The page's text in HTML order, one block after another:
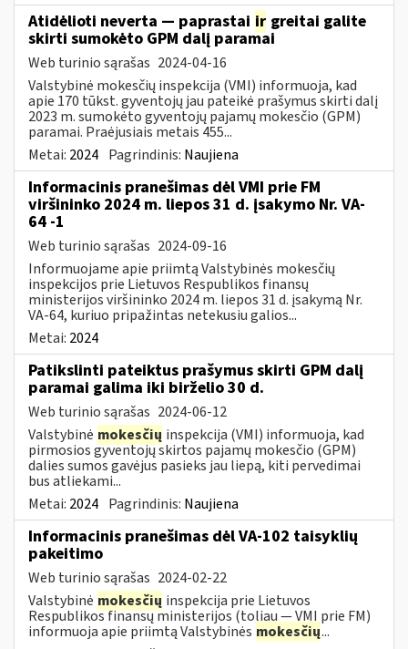
Atidėlioti neverta — paprastai ir greitai galite
skirti sumokėto GPM dalį paramai
Web turinio sąrašas 2024-04-16
Valstybinė mokesčių inspekcija (VMI) informuoja, kad
apie 170 tūkst. gyventojų jau pateikė prašymus skirti dalį
2023 m. sumokėto gyventojų pajamų mokesčio (GPM)
paramai. Praėjusiais metais 455...
Metai: 2024 Pagrindinis: Naujiena
Informacinis pranešimas dėl VMI prie FM
viršininko 2024 m. liepos 31 d. įsakymo Nr. VA-
64 -1
Web turinio sąrašas 2024-09-16
Informuojame apie priimtą Valstybinės mokesčių
inspekcijos prie Lietuvos Respublikos finansų
ministerijos viršininko 2024 m. liepos 31 d. įsakymą Nr.
VA-64, kuriuo pripažintas netekusiu galios...
Metai: 2024
Patikslinti pateiktus prašymus skirti GPM dalį
paramai galima iki birželio 30 d.
Web turinio sąrašas 2024-06-12
Valstybinė mokesčių inspekcija (VMI) informuoja, kad
pirmosios gyventojų skirtos pajamų mokesčio (GPM)
dalies sumos gavėjus pasieks jau liepą, kiti pervedimai
bus atliekami...
Metai: 2024 Pagrindinis: Naujiena
Informacinis pranešimas dėl VA-102 taisyklių
pakeitimo
Web turinio sąrašas 2024-02-22
Valstybinė mokesčių inspekcija prie Lietuvos
Respublikos finansų ministerijos (toliau ― VMI prie FM)
informuoja apie priimtą Valstybinės mokesčių...